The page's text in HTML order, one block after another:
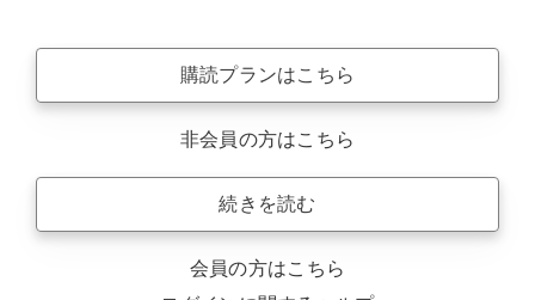
購読プランはこちら
非会員の方はこちら
続きを読む
会員の方はこちら